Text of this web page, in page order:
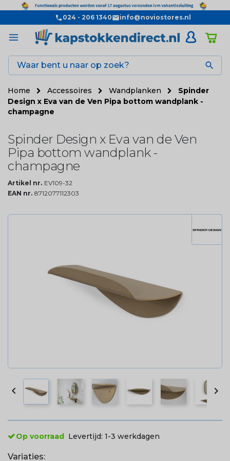
024 - 206 1340 info@noviostores.nl

Home Accessoires Wandplanken
Spinder
Design x Eva van de Ven Pipa bottom wandplank -
champagne
Spinder Design x Eva van de Ven
Pipa bottom wandplank -
champagne
Artikel nr. EV109-32
EAN nr. 8712077112303
 
Op voorraad Levertijd: 1-3 werkdagen
Variaties: